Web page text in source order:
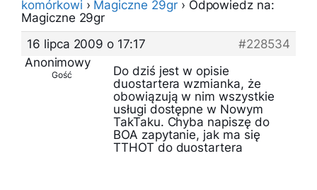
komórkowi › Magiczne 29gr › Odpowiedz na:
Magiczne 29gr
16 lipca 2009 o 17:17
#228534
Anonimowy
Gość
Do dziś jest w opisie
duostartera wzmianka, że
obowiązują w nim wszystkie
usługi dostępne w Nowym
TakTaku. Chyba napiszę do
BOA zapytanie, jak ma się
TTHOT do duostartera